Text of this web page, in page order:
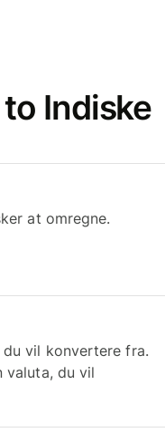
Indiske
at omregne.
vil konvertere fra.
valuta, du vil